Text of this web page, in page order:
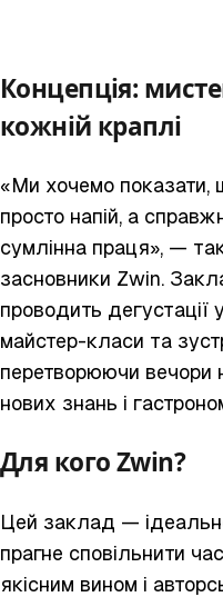
Концепція:
кожній краплі
«Ми хочемо
просто напій, а
сумлінна праця», —
засновники Zwin.
проводить дегустації
майстер-класи та
перетворюючи вечори
нових знань і
Для кого Zwin?
Цей заклад —
прагне сповільнити
якісним вином і